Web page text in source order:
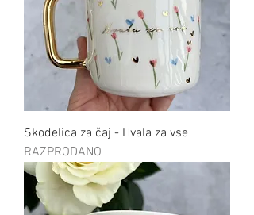
Skodelica za čaj - Hvala za vse
RAZPRODANO